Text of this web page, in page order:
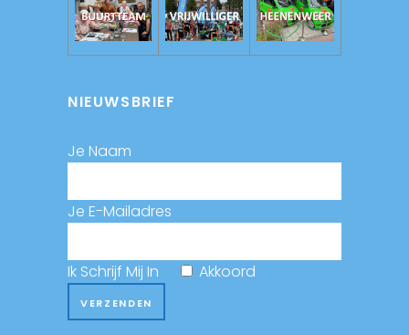
NIEUWSBRIEF
Je Naam
Je E-Mailadres
Ik Schrijf Mij In Akkoord